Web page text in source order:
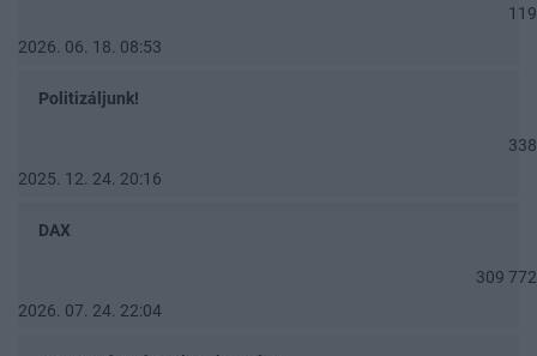
119
2026. 06. 18. 08:53
Politizáljunk!
338
2025. 12. 24. 20:16
DAX
309 772
2026. 07. 24. 22:04